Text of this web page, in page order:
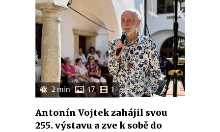
2 min 17 1
Antonín Vojtek zahájil svou
255. výstavu a zve k sobě do